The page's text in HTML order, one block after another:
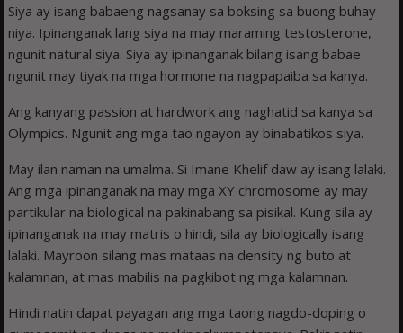
Siya ay isang babaeng nagsanay sa boksing sa buong buhay
niya. Ipinanganak lang siya na may maraming testosterone,
ngunit natural siya. Siya ay ipinanganak bilang isang babae
ngunit may tiyak na mga hormone na nagpapaiba sa kanya.
Ang kanyang passion at hardwork ang naghatid sa kanya sa
Olympics. Ngunit ang mga tao ngayon ay binabatikos siya.
May ilan naman na umalma. Si Imane Khelif daw ay isang lalaki.
Ang mga ipinanganak na may mga XY chromosome ay may
partikular na biological na pakinabang sa pisikal. Kung sila ay
ipinanganak na may matris o hindi, sila ay biologically isang
lalaki. Mayroon silang mas mataas na density ng buto at
kalamnan, at mas mabilis na pagkibot ng mga kalamnan.
Hindi natin dapat payagan ang mga taong nagdo-doping o